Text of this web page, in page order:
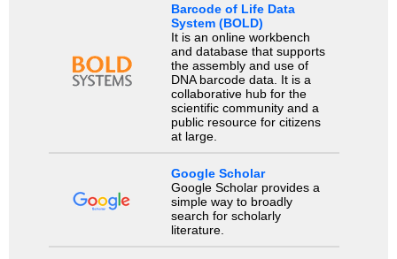
Barcode of Life Data
System (BOLD)
It is an online workbench
and database that supports
the assembly and use of
DNA barcode data. It is a
collaborative hub for the
scientific community and a
public resource for citizens
at large.
Google Scholar
Google Scholar provides a
simple way to broadly
search for scholarly
literature.